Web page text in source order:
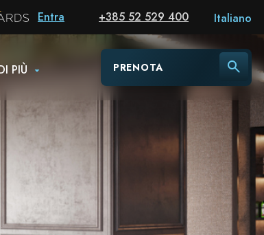
Entra +385 52 529 400
PIÙ PRENOTA
Italiano